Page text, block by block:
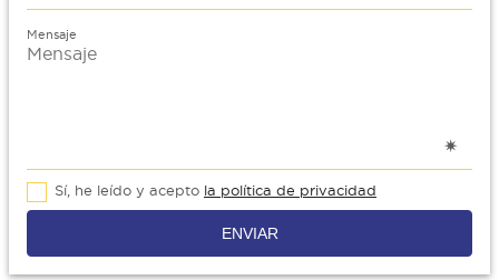
Mensaje
Sí, he leído y acepto la política de privacidad
ENVIAR